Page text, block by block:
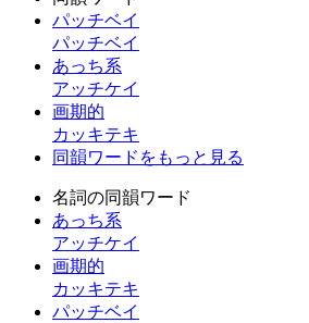
パッチベイ
パッチベイ
あっち系
アッチケイ
画期的
カッキテキ
同韻ワードをもっと見る
名詞の同韻ワード
あっち系
アッチケイ
画期的
カッキテキ
パッチベイ